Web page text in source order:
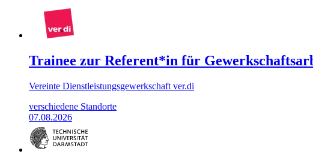
Trainee zur Referent*in für
Vereinte Dienstleistungsgewerkschaft ver.di
verschiedene Standorte
07.08.2026